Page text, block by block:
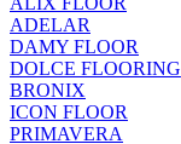
ADELAR
DAMY FLOOR
DOLCE FLOORING
BRONIX
ICON FLOOR
PRIMAVERA